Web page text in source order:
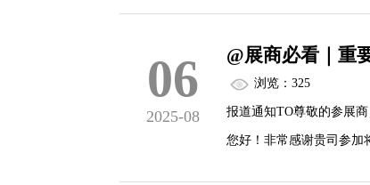
06
2025-08
@展商必看｜重
浏览：325
报道通知TO尊敬的参展商
您好！非常感谢贵司参加